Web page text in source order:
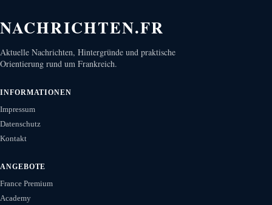
NACHRICHTEN.FR
Aktuelle Nachrichten, Hintergründe und praktische
Orientierung rund um Frankreich.
INFORMATIONEN
Impressum
Datenschutz
Kontakt
ANGEBOTE
France Premium
Academy